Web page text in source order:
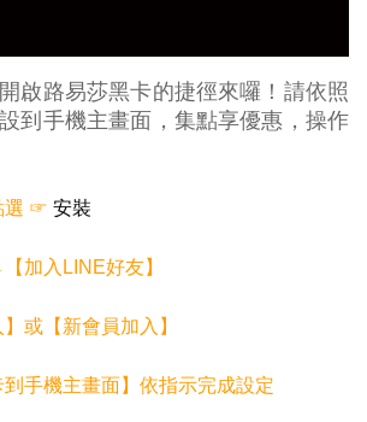
啟路易莎黑卡的捷徑來囉！ 請依照
到手機主畫面，集點享優惠，操作
選 ☞ 安裝
加入LINE好友】
或【新會員加入】
手機主畫面】依指示完成設定